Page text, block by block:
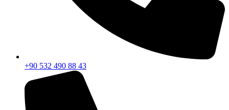
+90 532 490 88 43